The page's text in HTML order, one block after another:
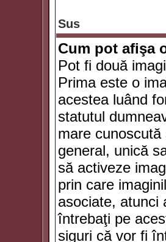
Sus
Cum pot afişa
Pot fi două
Prima este o
acestea luând
statutul
mare
general, unică
să activeze
prin care
asociate, atunci
întrebaţi pe
siguri că vor fi